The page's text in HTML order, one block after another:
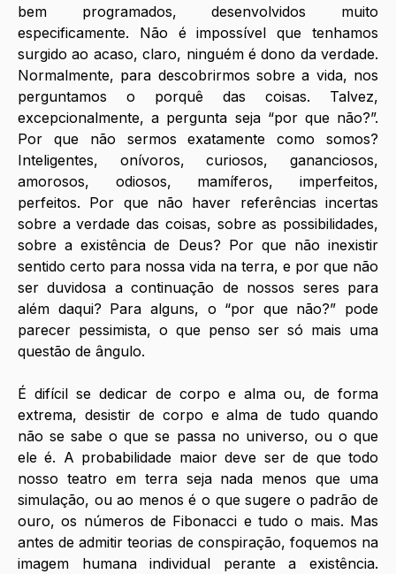
bem programados, desenvolvidos muito
especificamente. Não é impossível que tenhamos
surgido ao acaso, claro, ninguém é dono da verdade.
Normalmente, para descobrirmos sobre a vida, nos
perguntamos o porquê das coisas. Talvez,
excepcionalmente, a pergunta seja “por que não?”.
Por que não sermos exatamente como somos?
Inteligentes, onívoros, curiosos, gananciosos,
amorosos, odiosos, mamíferos, imperfeitos,
perfeitos. Por que não haver referências incertas
sobre a verdade das coisas, sobre as possibilidades,
sobre a existência de Deus? Por que não inexistir
sentido certo para nossa vida na terra, e por que não
ser duvidosa a continuação de nossos seres para
além daqui? Para alguns, o “por que não?” pode
parecer pessimista, o que penso ser só mais uma
questão de ângulo.
É difícil se dedicar de corpo e alma ou, de forma
extrema, desistir de corpo e alma de tudo quando
não se sabe o que se passa no universo, ou o que
ele é. A probabilidade maior deve ser de que todo
nosso teatro em terra seja nada menos que uma
simulação, ou ao menos é o que sugere o padrão de
ouro, os números de Fibonacci e tudo o mais. Mas
antes de admitir teorias de conspiração, foquemos na
imagem humana individual perante a existência.